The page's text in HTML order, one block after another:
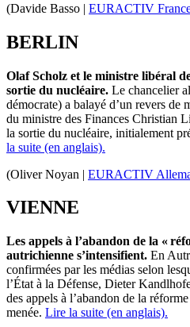
(Davide Basso | EURACTIV
BERLIN
Olaf Scholz et le ministre libéral
sortie du nucléaire. Le chancelier
démocrate) a balayé d’un revers de
du ministre des Finances Christian
la sortie du nucléaire, initialement
la suite (en anglais).
(Oliver Noyan | EURACTIV
VIENNE
Les appels à l’abandon de la «
autrichienne s’intensifient. En
confirmées par les médias selon
l’État à la Défense, Dieter
des appels à l’abandon de la réforme
menée. Lire la suite (en anglais).